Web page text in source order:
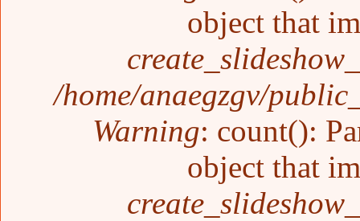
object that
/home/anaegzgv/
Warning: count():
object that